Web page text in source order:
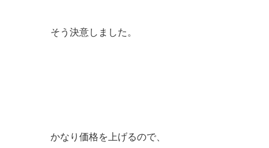
そう決意しました。
かなり価格を上げるので、